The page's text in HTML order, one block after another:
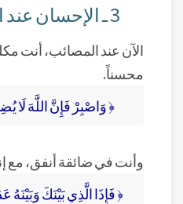
3 ـ الإحسان عند المصائب:
الآن عند المصائب، أنت
محسناً.
﴿ وَاصْبِرْ فَإِنَّ اللَّهَ لَا
وأنت في ضائقة أنفق، مع
﴿ فَإِذَا الَّذِي بَيْنَكَ